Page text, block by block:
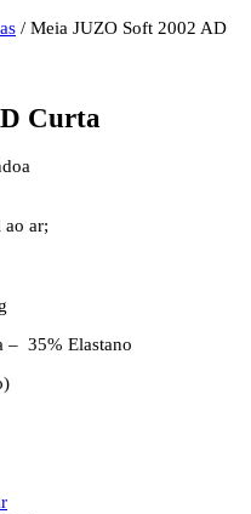
/ Meia JUZO Soft 2002 AD
Curta
ar;
– 35% Elastano